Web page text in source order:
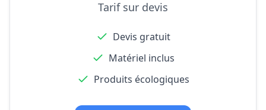
Tarif sur devis
Devis gratuit
Matériel inclus
Produits écologiques